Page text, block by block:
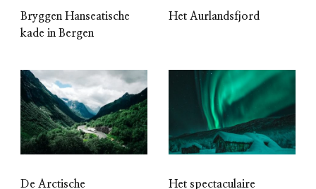
Bryggen Hanseatische
kade in Bergen
Het Aurlandsfjord
De Arctische Het spectaculaire